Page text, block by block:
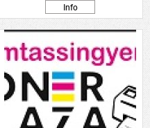
Info